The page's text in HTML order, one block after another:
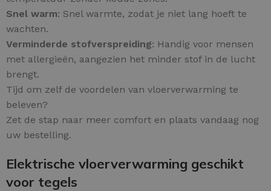
Snel warm: Snel warmte, zodat je niet lang hoeft te
wachten.
Verminderde stofverspreiding: Handig voor mensen
met allergieën, aangezien het minder stof in de lucht
brengt.
Tijd om zelf de voordelen van vloerverwarming te
beleven?
Zet de stap naar meer comfort en plaats vandaag nog
uw bestelling.
Elektrische vloerverwarming geschikt
voor tegels